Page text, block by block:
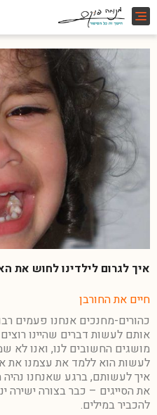
Toggle
navigation
איך לגרום לילדינו לחוש את
חיים את החורבן
כהורים-מחנכים אנחנו פעמים
אותם לעשות דברים שהיינו
מושגים החשובים לנו, ואנו לא
לעשות הוא ללמד את עצמנו את
איך לעשותם, ברגע שאנחנו
את הסייגים – כבר בצורה ישירה
להכביר במילים.